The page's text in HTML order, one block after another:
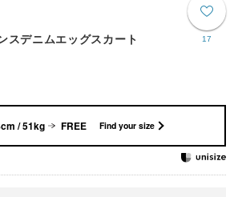
17
スデニムエッグスカート
/ 51kg FREE Find your size